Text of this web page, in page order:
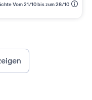
Vom 21/10 bis zum 28/10